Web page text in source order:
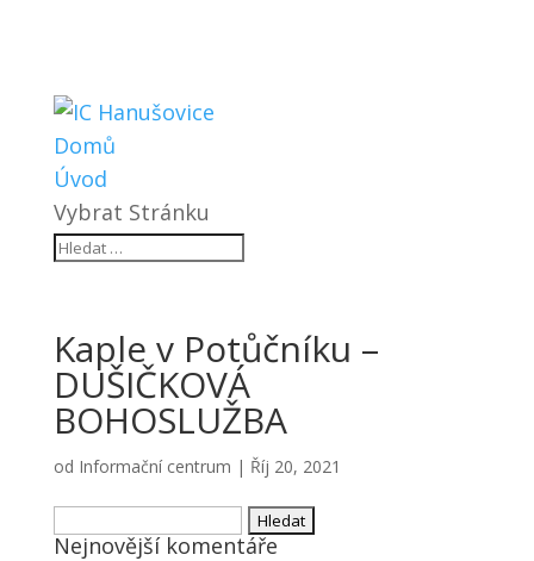
Domů
Úvod
Vybrat Stránku
Kaple v Potůčníku –
DUŠIČKOVÁ
BOHOSLUŽBA
od Informační centrum | Říj 20, 2021
Vyhledávání
Nejnovější komentáře